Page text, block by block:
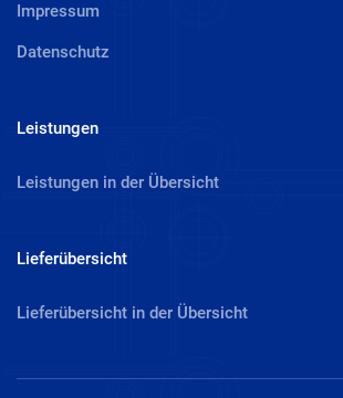
Impressum
Datenschutz
Leistungen
Leistungen in der Übersicht
Lieferübersicht
Lieferübersicht in der Übersicht